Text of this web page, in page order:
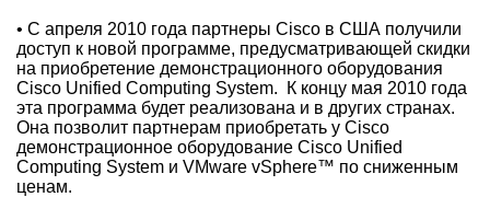
• С апреля 2010 года партнеры Cisco в США получили
доступ к новой программе, предусматривающей скидки
на приобретение демонстрационного оборудования
Cisco Unified Computing System. К концу мая 2010 года
эта программа будет реализована и в других странах.
Она позволит партнерам приобретать у Cisco
демонстрационное оборудование Cisco Unified
Computing System и VMware vSphere™ по сниженным
ценам.